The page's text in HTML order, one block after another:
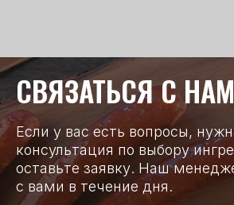
СВЯЗАТЬСЯ С
Если у вас есть вопросы,
консультация по выбору
оставьте заявку. Наш
с вами в течение дня.